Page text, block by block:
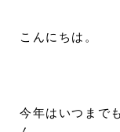
こんにちは。
今年はいつまで